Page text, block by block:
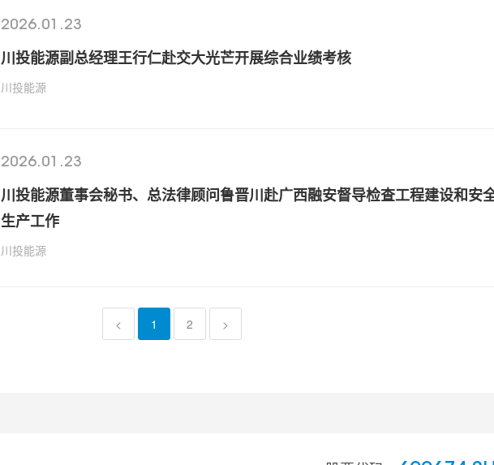
2026.01.23
川投能源副总经理王行仁赴交大光芒开展综合业绩考核
川投能源
2026.01.23
川投能源董事会秘书、总法律顾问鲁晋川赴广西融安督导检查工程建设和安
生产工作
川投能源
< 1 2 >